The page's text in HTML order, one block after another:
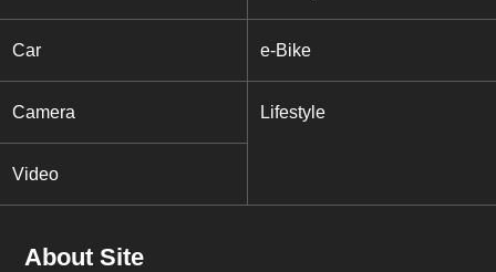
Car e-Bike
Camera Lifestyle
Video
About Site